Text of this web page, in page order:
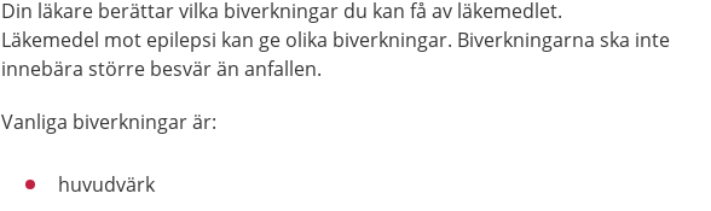
Din läkare berättar vilka biverkningar du kan få av läkemedlet.
Läkemedel mot epilepsi kan ge olika biverkningar. Biverkningarna ska inte
innebära större besvär än anfallen.
Vanliga biverkningar är:
huvudvärk